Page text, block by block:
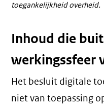
link)
toegankelijkheid overheid.
Inhoud die
werkingssfeer
Het besluit digitale
niet van toepassing